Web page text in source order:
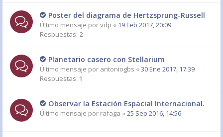
Poster del diagrama de Hertzsprung-Russell
Último mensaje porvdp « 19 Feb 2017, 20:09
Respuestas: 2
Planetario casero con Stellarium
Último mensaje por antoniogbs « 30 Ene 2017, 17:39
Respuestas: 1
Observar la Estación Espacial Internacional.
Último mensaje por rafaga « 25 Sep 2016, 14:56